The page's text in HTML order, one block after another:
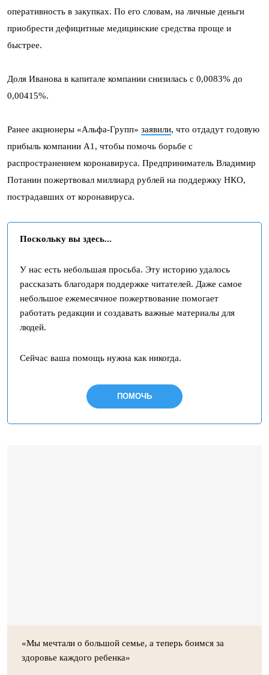
оперативность в закупках. По его словам, на личные деньги
приобрести дефицитные медицинские средства проще и
быстрее.
Доля Иванова в капитале компании снизилась с 0,0083% до
0,00415%.
Ранее акционеры «Альфа-Групп» заявили, что отдадут годовую
прибыль компании А1, чтобы помочь борьбе с
распространением коронавируса. Предприниматель Владимир
Потанин пожертвовал миллиард рублей на поддержку НКО,
пострадавших от коронавируса.
Поскольку вы здесь...
У нас есть небольшая просьба. Эту историю удалось
рассказать благодаря поддержке читателей. Даже самое
небольшое ежемесячное пожертвование помогает
работать редакции и создавать важные материалы для
людей.
Сейчас ваша помощь нужна как никогда.
ПОМОЧЬ
«Мы мечтали о большой семье, а теперь боимся за
здоровье каждого ребенка»